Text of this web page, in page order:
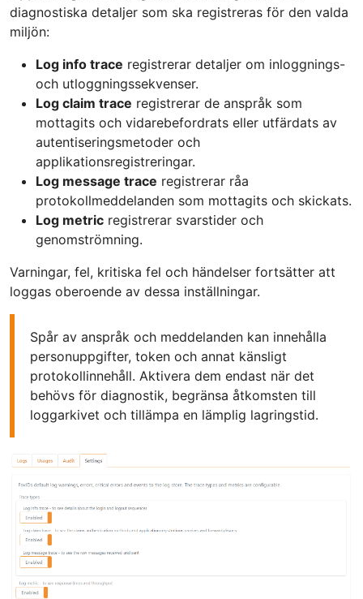
diagnostiska detaljer som ska registreras för den valda
miljön:
Log info trace registrerar detaljer om inloggnings-
och utloggningssekvenser.
Log claim trace registrerar de anspråk som
mottagits och vidarebefordrats eller utfärdats av
autentiseringsmetoder och
applikationsregistreringar.
Log message trace registrerar råa
protokollmeddelanden som mottagits och skickats.
Log metric registrerar svarstider och
genomströmning.
Varningar, fel, kritiska fel och händelser fortsätter att
loggas oberoende av dessa inställningar.
Spår av anspråk och meddelanden kan innehålla
personuppgifter, token och annat känsligt
protokollinnehåll. Aktivera dem endast när det
behövs för diagnostik, begränsa åtkomsten till
loggarkivet och tillämpa en lämplig lagringstid.